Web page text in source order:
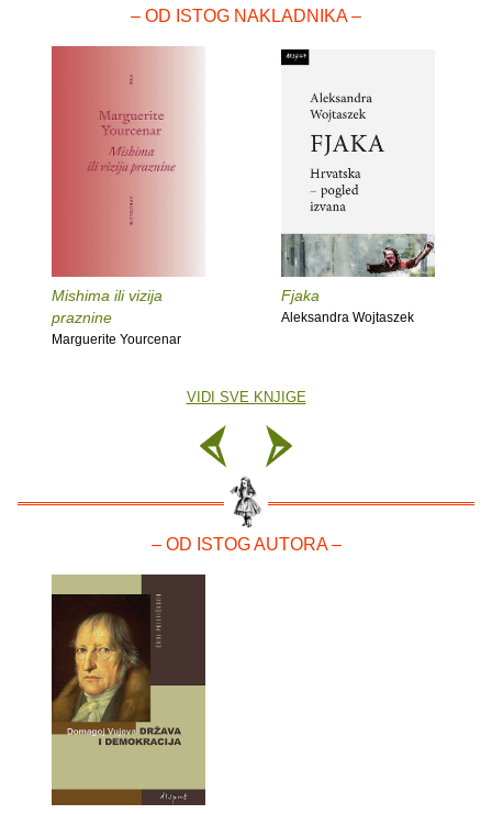
– OD ISTOG NAKLADNIKA –
Mishima ili vizija
praznine
Marguerite Yourcenar
Fjaka
Aleksandra Wojtaszek
VIDI SVE KNJIGE
– OD ISTOG AUTORA –